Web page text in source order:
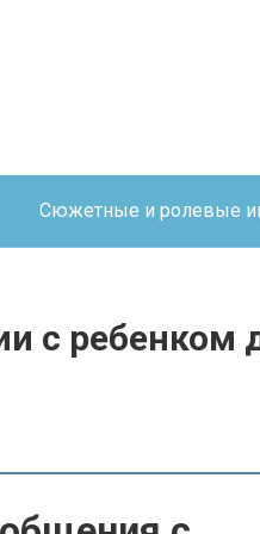
Сюжетные и ролевые
с ребенком